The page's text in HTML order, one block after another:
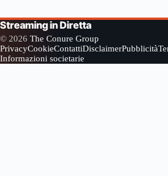
Streaming in Diretta
© 2026 The Conure Group
PrivacyCookieContattiDisclaimerPubblicità
Informazioni societarie